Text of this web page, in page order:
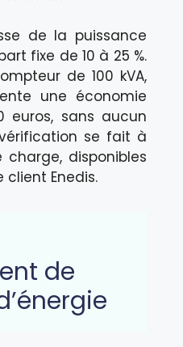
de la puissance
fixe de 10 à 25 %.
de 100 kVA,
une économie
euros, sans aucun
se fait à
disponibles
Enedis.
de